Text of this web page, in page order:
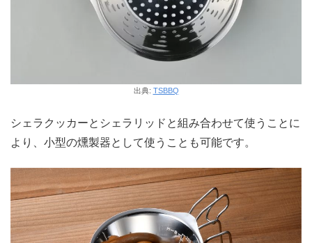
出典: TSBBQ
シェラクッカーとシェラリッドと組み合わせて使うことに
より、小型の燻製器として使うことも可能です。